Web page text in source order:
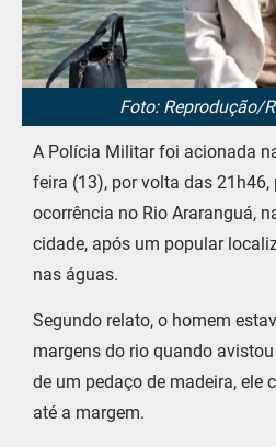
Foto: Reprodução/
A Polícia Militar foi acionada
feira (13), por volta das 21h46,
ocorrência no Rio Araranguá,
cidade, após um popular
nas águas.
Segundo relato, o homem
margens do rio quando
de um pedaço de madeira, ele
até a margem.